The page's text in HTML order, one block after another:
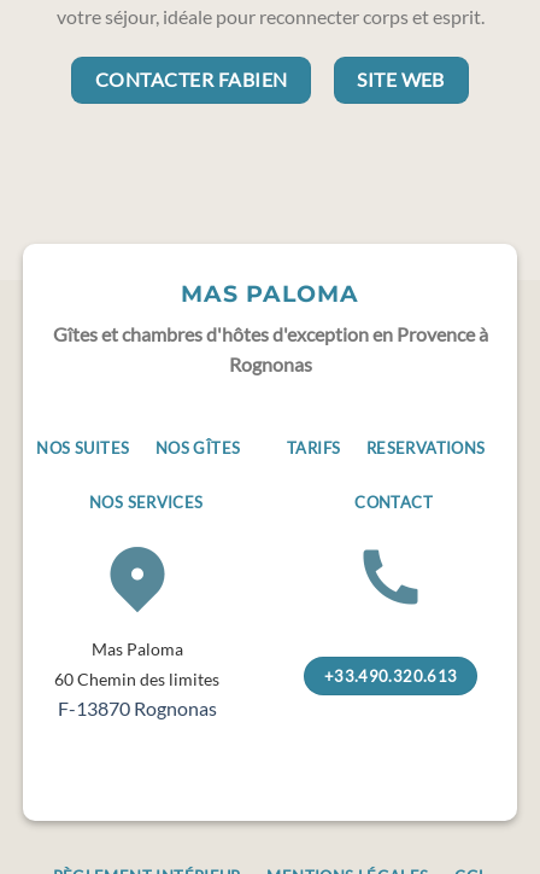
votre séjour, idéale pour reconnecter corps et esprit.
CONTACTER FABIEN SITE WEB
MAS PALOMA
Gîtes et chambres d'hôtes d'exception en Provence à
Rognonas
NOS SUITES NOS GÎTES
NOS SERVICES
TARIFS RESERVATIONS
CONTACT
Mas Paloma
60 Chemin des limites
F-13870 Rognonas
+33.490.320.613